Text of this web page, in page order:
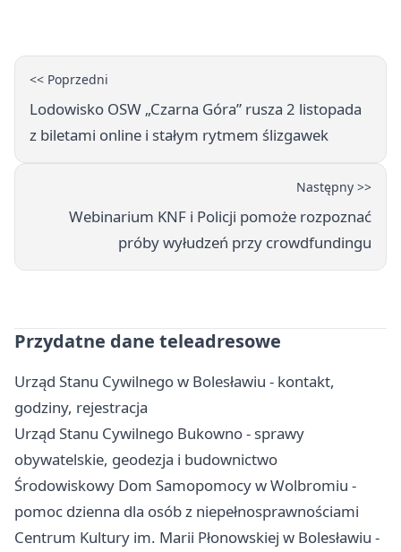
<< Poprzedni
Lodowisko OSW „Czarna Góra” rusza 2 listopada
z biletami online i stałym rytmem ślizgawek
Następny >>
Webinarium KNF i Policji pomoże rozpoznać
próby wyłudzeń przy crowdfundingu
Przydatne dane teleadresowe
Urząd Stanu Cywilnego w Bolesławiu - kontakt,
godziny, rejestracja
Urząd Stanu Cywilnego Bukowno - sprawy
obywatelskie, geodezja i budownictwo
Środowiskowy Dom Samopomocy w Wolbromiu -
pomoc dzienna dla osób z niepełnosprawnościami
Centrum Kultury im. Marii Płonowskiej w Bolesławiu -